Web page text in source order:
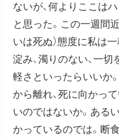
ないが、何よりここは
と思った。この一週間
いは死ぬ）態度に私は
淀み、濁りのない、一
軽さといったらいいか
から離れ、死に向かっ
いのではないか。ある
かっているのでは。断